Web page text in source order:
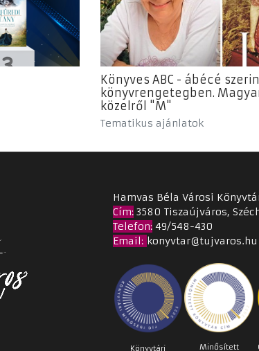
Könyves ABC - ábécé
könyvrengetegben.
közelről "M"
Tematikus ajánlatok
Hamvas Béla Városi
Cím:3580 Tiszaújváros,
Telefon:49/548-430
Email: konyvtar@tujvaros.hu
Könyvtári Minősített